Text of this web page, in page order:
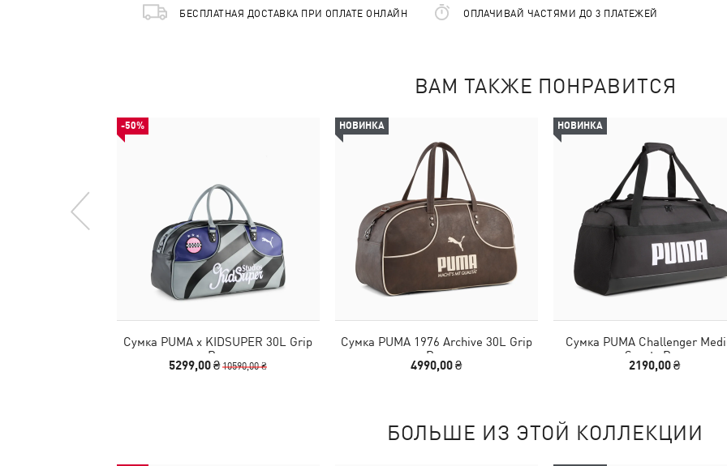
БЕСПЛАТНАЯ ДОСТАВКА ПРИ ОПЛАТЕ ОНЛАЙН ОПЛАЧИВАЙ ЧАСТЯМИ ДО 3 ПЛАТЕЖЕЙ
ВАМ ТАКЖЕ ПОНРАВИТСЯ
-50%
Сумка PUMA x KIDSUPER 30L Grip
Bag
5299,00 ₴10590,00 ₴
НОВИНКА
Сумка PUMA 1976 Archive 30L Grip
Bag
4990,00 ₴
НОВИНКА
Сумка PUMA Challenger
Sports Bag
2190,00 ₴
БОЛЬШЕ ИЗ ЭТОЙ КОЛЛЕКЦИИ